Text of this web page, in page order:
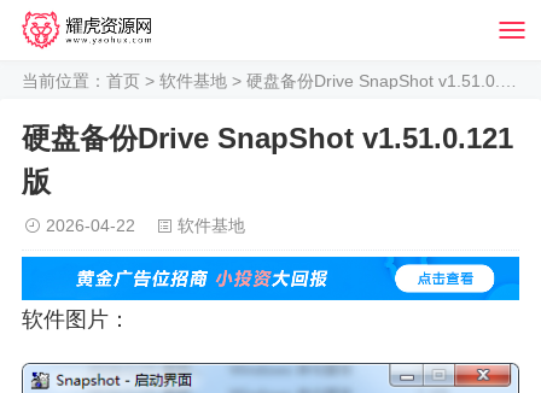
当前位置： 首页 > 软件基地 > 硬盘备份Drive SnapShot v1.51.0.121版
硬盘备份Drive SnapShot v1.51.0.121
版
2026-04-22 软件基地
软件图片：